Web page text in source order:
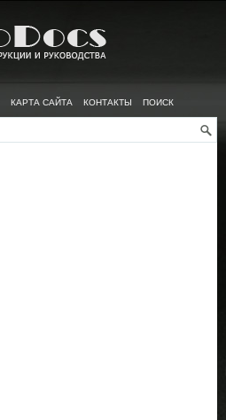
КАРТА САЙТА КОНТАКТЫ ПОИСК